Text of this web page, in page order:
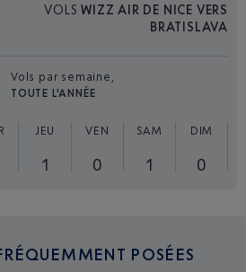
VOLSWIZZ AIR DE NICE VERS
BRATISLAVA
Vols par semaine,
TOUTE L'ANNÉE
JEU
1
VEN
0
SAM
1
DIM
0
POSÉES